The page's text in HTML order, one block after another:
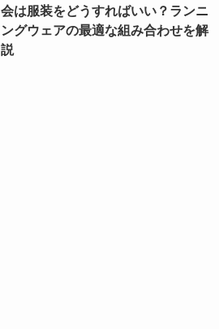
会は服装をどうすればいい？ランニ
ングウェアの最適な組み合わせを解
説